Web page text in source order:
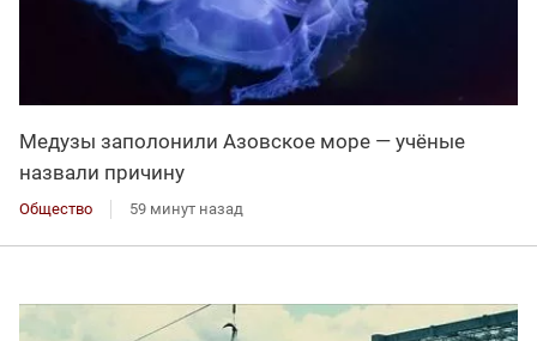
Медузы заполонили Азовское море — учёные
назвали причину
Общество 59 минут назад